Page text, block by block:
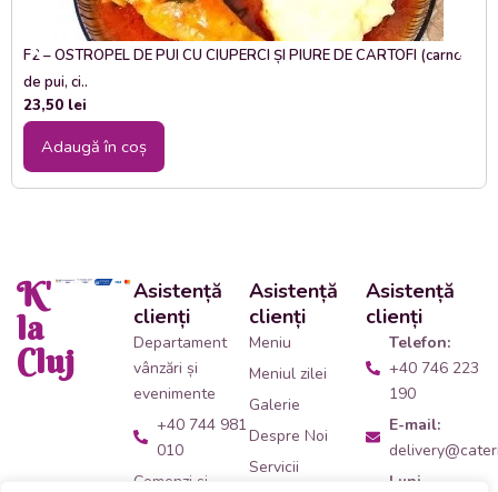
F2 – OSTROPEL DE PUI CU CIUPERCI ȘI PIURE DE CARTOFI (carne
de pui, ci..
23,50 lei
Adaugă în coș
K'
la
Cluj
Asistență
clienți
Departament
vânzări și
evenimente
+40 744 981
010
Comenzi și
Asistență
clienți
Meniu
Meniul zilei
Galerie
Despre Noi
Servicii
Asistență
clienți
Telefon:
+40 746 223
190
E-mail:
Luni -